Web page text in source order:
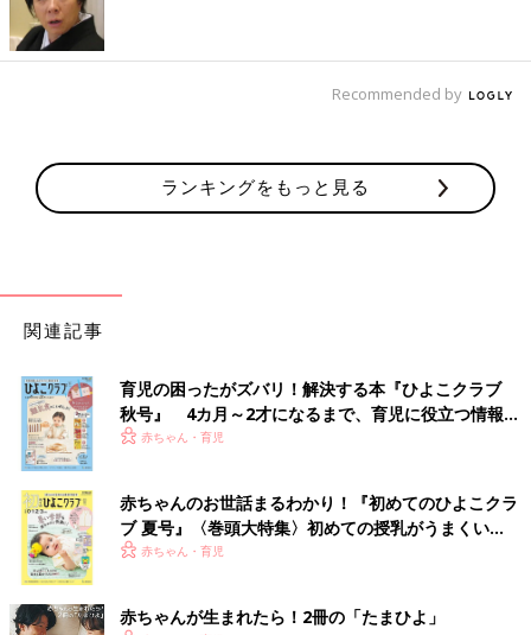
Recommended by
ランキングをもっと見る
関連記事
育児の困ったがズバリ！解決する本『ひよこクラブ
秋号』 4カ月～2才になるまで、育児に役立つ情報が
いっぱい！
赤ちゃん・育児
赤ちゃんのお世話まるわかり！『初めてのひよこクラ
ブ 夏号』〈巻頭大特集〉初めての授乳がうまくい
く！ おっぱい・ミルクの基本と夏のトラブル 解決テ
赤ちゃん・育児
赤ちゃんが生まれたら！2冊の「たまひよ」